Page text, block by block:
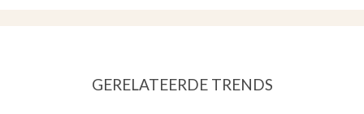
GERELATEERDE TRENDS